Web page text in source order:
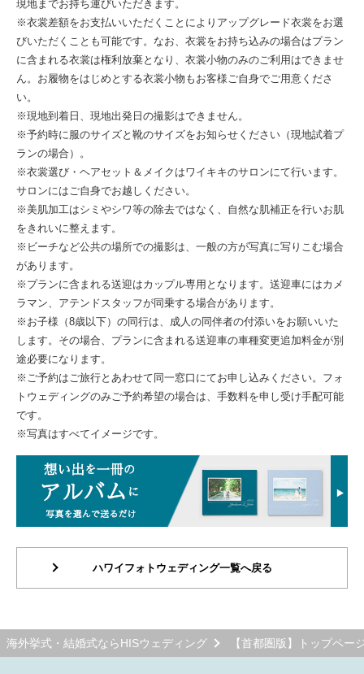
現地までお持ち運びいただきます。
※衣裳差額をお支払いいただくことによりアップグレード衣裳をお選
びいただくことも可能です。なお、衣裳をお持ち込みの場合はプラン
に含まれる衣裳は権利放棄となり、衣裳小物のみのご利用はできませ
ん。お履物をはじめとする衣裳小物もお客様ご自身でご用意くださ
い。
※現地到着日、現地出発日の撮影はできません。
※予約時に服のサイズと靴のサイズをお知らせください（現地試着プ
ランの場合）。
※衣裳選び・ヘアセット＆メイクはワイキキのサロンにて行います。
サロンにはご自身でお越しください。
※美肌加工はシミやシワ等の除去ではなく、自然な肌補正を行いお肌
をきれいに整えます。
※ビーチなど公共の場所での撮影は、一般の方が写真に写りこむ場合
があります。
※プランに含まれる送迎はカップル専用となります。送迎車にはカメ
ラマン、アテンドスタッフが同乗する場合があります。
※お子様（8歳以下）の同行は、成人の同伴者の付添いをお願いいた
します。その場合、プランに含まれる送迎車の車種変更追加料金が別
途必要になります。
※ご予約はご旅行とあわせて同一窓口にてお申し込みください。フォ
トウェディングのみご予約希望の場合は、手数料を申し受け手配可能
です。
※写真はすべてイメージです。
ハワイフォトウェディング一覧へ戻る
海外挙式・結婚式ならHISウェディング 【首都圏版】トップペー